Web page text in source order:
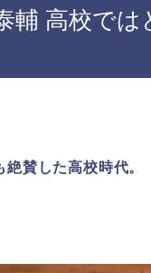
輔 高校で
絶賛した高校時代。